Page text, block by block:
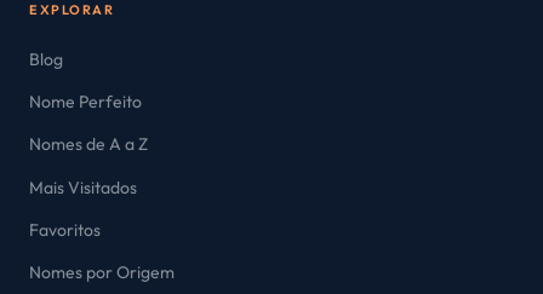
EXPLORAR
Blog
Nome Perfeito
Nomes de A a Z
Mais Visitados
Favoritos
Nomes por Origem